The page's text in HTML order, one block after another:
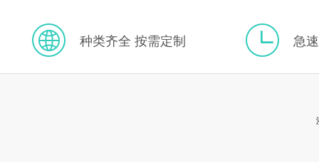
种类齐全 按需定制 急